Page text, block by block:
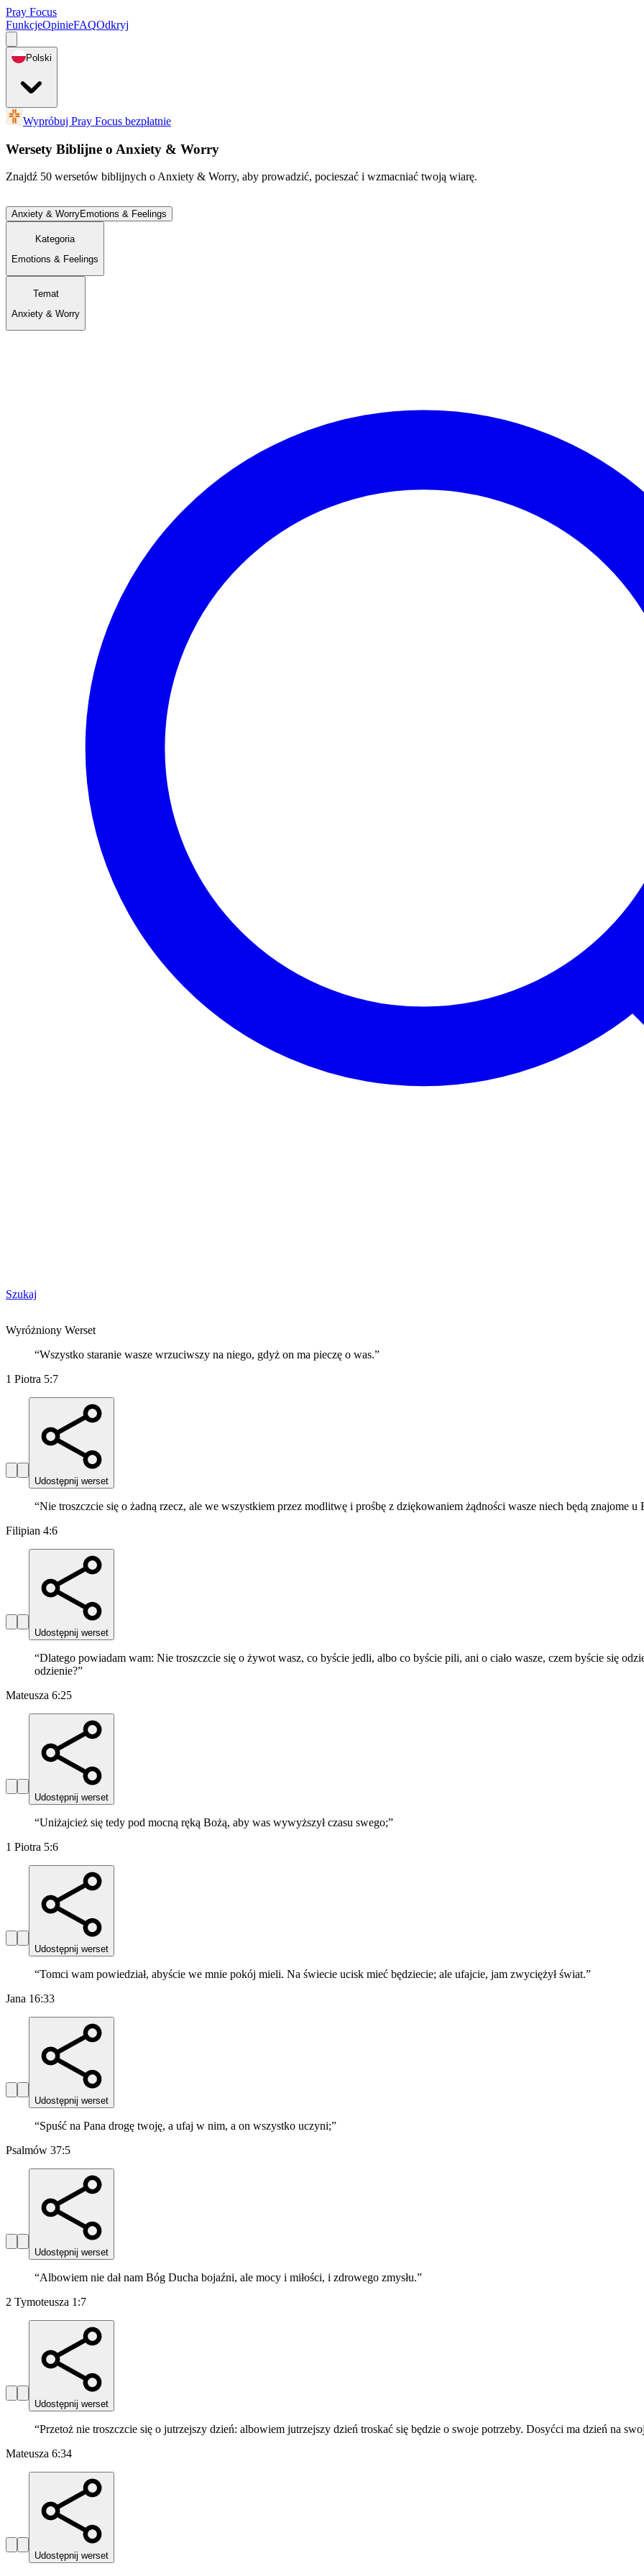
Pray Focus
FunkcjeOpinieFAQOdkryj
Polski
Wypróbuj Pray Focus bezpłatnie
Wersety Biblijne o Anxiety & Worry
Znajdź 50 wersetów biblijnych o Anxiety & Worry, aby prowadzić, pocieszać i wzmacniać twoją wiarę.
Anxiety & WorryEmotions & Feelings
Kategoria
Emotions & Feelings
Temat
Anxiety & Worry
Szukaj
Wyróżniony Werset
“Wszystko staranie wasze wrzuciwszy na niego, gdyż on ma pieczę o was.”
1 Piotra 5:7
Udostępnij werset
“Nie troszczcie się o żadną rzecz, ale we wszystkiem przez modlitwę i prośbę z dziękowaniem żądności wasze niech będą znajome u
Filipian 4:6
Udostępnij werset
“Dlatego powiadam wam: Nie troszczcie się o żywot wasz, co byście jedli, albo co byście pili, ani o ciało wasze, czem byście się
odzienie?”
Mateusza 6:25
Udostępnij werset
“Uniżajcież się tedy pod mocną ręką Bożą, aby was wywyższył czasu swego;”
1 Piotra 5:6
Udostępnij werset
“Tomci wam powiedział, abyście we mnie pokój mieli. Na świecie ucisk mieć będziecie; ale ufajcie, jam zwyciężył świat.”
Jana 16:33
Udostępnij werset
“Spuść na Pana drogę twoję, a ufaj w nim, a on wszystko uczyni;”
Psalmów 37:5
Udostępnij werset
“Albowiem nie dał nam Bóg Ducha bojaźni, ale mocy i miłości, i zdrowego zmysłu.”
2 Tymoteusza 1:7
Udostępnij werset
“Przetoż nie troszczcie się o jutrzejszy dzień: albowiem jutrzejszy dzień troskać się będzie o swoje potrzeby. Dosyćci ma dzień na
Mateusza 6:34
Udostępnij werset